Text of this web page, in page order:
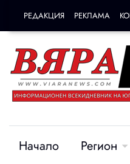
РЕДАКЦИЯ РЕКЛАМА
Начало Регион